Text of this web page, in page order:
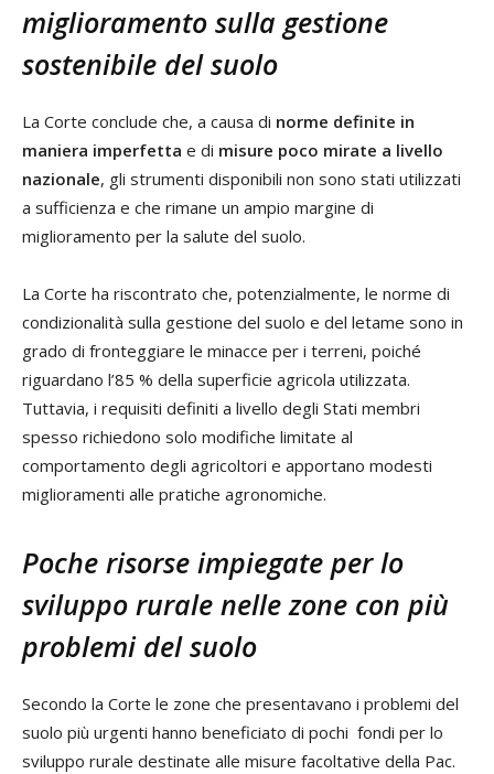
miglioramento sulla gestione
sostenibile del suolo
La Corte conclude che, a causa di norme definite in
maniera imperfetta e di misure poco mirate a livello
nazionale, gli strumenti disponibili non sono stati utilizzati
a sufficienza e che rimane un ampio margine di
miglioramento per la salute del suolo.
La Corte ha riscontrato che, potenzialmente, le norme di
condizionalità sulla gestione del suolo e del letame sono in
grado di fronteggiare le minacce per i terreni, poiché
riguardano l’85 % della superficie agricola utilizzata.
Tuttavia, i requisiti definiti a livello degli Stati membri
spesso richiedono solo modifiche limitate al
comportamento degli agricoltori e apportano modesti
miglioramenti alle pratiche agronomiche.
Poche risorse impiegate per lo
sviluppo rurale nelle zone con più
problemi del suolo
Secondo la Corte le zone che presentavano i problemi del
suolo più urgenti hanno beneficiato di pochi fondi per lo
sviluppo rurale destinate alle misure facoltative della Pac.